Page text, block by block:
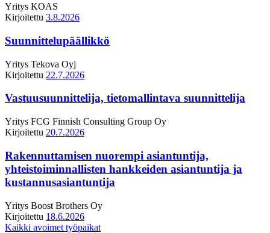
Yritys KOAS
Kirjoitettu 3.8.2026
Suunnittelupäällikkö
Yritys Tekova Oyj
Kirjoitettu 22.7.2026
Vastuusuunnittelija, tietomallintava suunnittelija
Yritys FCG Finnish Consulting Group Oy
Kirjoitettu 20.7.2026
Rakennuttamisen nuorempi asiantuntija,
yhteistoiminnallisten hankkeiden asiantuntija ja
kustannusasiantuntija
Yritys Boost Brothers Oy
Kirjoitettu 18.6.2026
Kaikki avoimet työpaikat